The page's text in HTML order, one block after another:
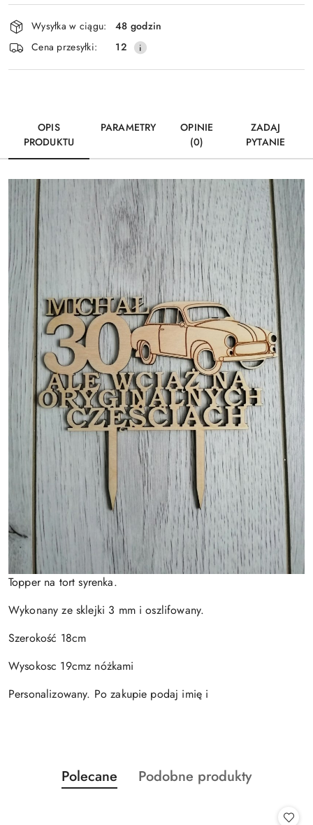
Wyślij
Dostępność
i
dostawa
Wysyłka w ciągu:
48 godzin
Cena przesyłki:
12
OPIS
PRODUKTU
PARAMETRY
OPINIE
(0)
ZADAJ
PYTANIE
Topper na tort syrenka.
Wykonany ze sklejki 3 mm i oszlifowany.
Szerokość 18cm
Wysokosc 19cmz nóżkami
Personalizowany. Po zakupie podaj imię i
Pomiń karuzelę produktów
Produkty
o
Polecane
Produkty
Podobne produkty